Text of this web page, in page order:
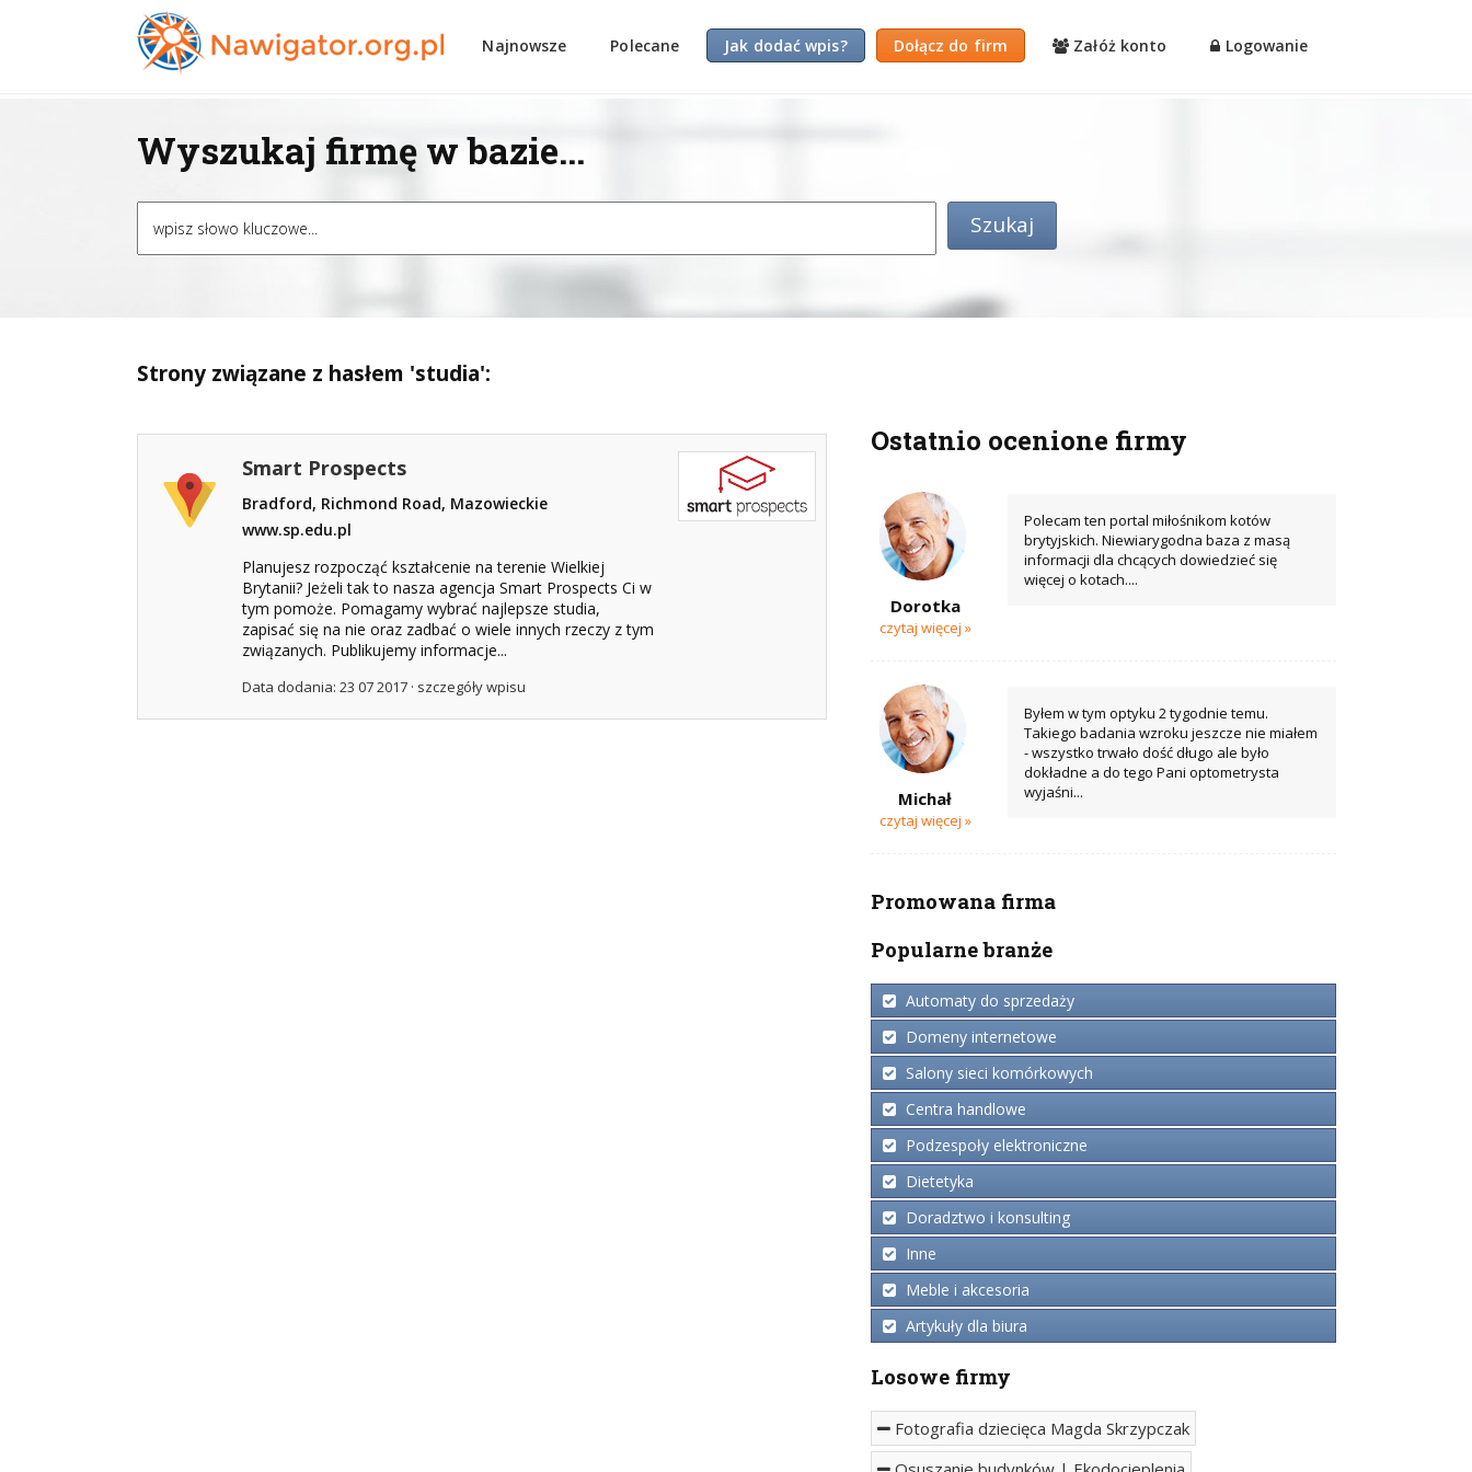
Najnowsze Polecane Jak dodać wpis? Dołącz do firm Załóż konto Logowanie
Wyszukaj firmę w bazie...
Strony związane z hasłem 'studia':
Smart Prospects
Bradford, Richmond Road, Mazowieckie
www.sp.edu.pl
Planujesz rozpocząć kształcenie na terenie Wielkiej
Brytanii? Jeżeli tak to nasza agencja Smart Prospects Ci w
tym pomoże. Pomagamy wybrać najlepsze studia,
zapisać się na nie oraz zadbać o wiele innych rzeczy z tym
związanych. Publikujemy informacje...
Data dodania: 23 07 2017 · szczegóły wpisu
Ostatnio ocenione firmy
Dorotka
czytaj więcej »
Polecam ten portal miłośnikom kotów
brytyjskich. Niewiarygodna baza z masą
informacji dla chcących dowiedzieć się
więcej o kotach....
Michał
czytaj więcej »
Byłem w tym optyku 2 tygodnie temu.
Takiego badania wzroku jeszcze nie miałem
- wszystko trwało dość długo ale było
dokładne a do tego Pani optometrysta
wyjaśni...
Promowana firma
Popularne branże
Automaty do sprzedaży
Domeny internetowe
Salony sieci komórkowych
Centra handlowe
Podzespoły elektroniczne
Dietetyka
Doradztwo i konsulting
Inne
Meble i akcesoria
Artykuły dla biura
Losowe firmy
Fotografia dziecięca Magda Skrzypczak